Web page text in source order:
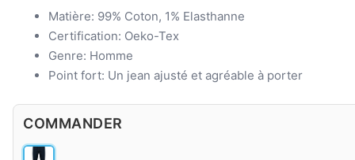
Matière: 99% Coton, 1% Elasthanne
Certification: Oeko-Tex
Genre: Homme
Point fort: Un jean ajusté et agréable à porter
COMMANDER